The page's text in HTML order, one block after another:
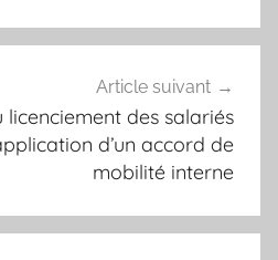
Article suivant
licenciement des salariés
d’un accord de
mobilité interne